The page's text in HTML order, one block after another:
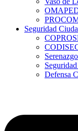
Seguridad
Serenazgo
Defensa